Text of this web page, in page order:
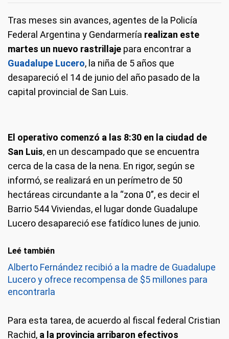
Tras meses sin avances, agentes de la Policía
Federal Argentina y Gendarmería realizan este
martes un nuevo rastrillaje para encontrar a
Guadalupe Lucero, la niña de 5 años que
desapareció el 14 de junio del año pasado de la
capital provincial de San Luis.
El operativo comenzó a las 8:30 en la ciudad de
San Luis, en un descampado que se encuentra
cerca de la casa de la nena. En rigor, según se
informó, se realizará en un perímetro de 50
hectáreas circundante a la “zona 0”, es decir el
Barrio 544 Viviendas, el lugar donde Guadalupe
Lucero desapareció ese fatídico lunes de junio.
Leé también
Alberto Fernández recibió a la madre de Guadalupe
Lucero y ofrece recompensa de $5 millones para
encontrarla
Para esta tarea, de acuerdo al fiscal federal Cristian
Rachid, a la provincia arribaron efectivos